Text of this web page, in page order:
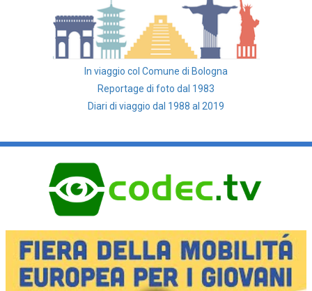
In viaggio col Comune di Bologna
Reportage di foto dal 1983
Diari di viaggio dal 1988 al 2019